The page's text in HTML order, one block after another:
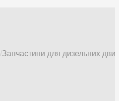
Запчастини для дизельних